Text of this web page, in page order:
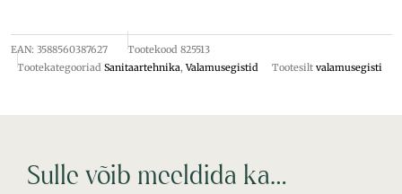
EAN: 3588560387627 Tootekood 825513
Tootekategooriad Sanitaartehnika,Valamusegistid Tootesilt valamusegisti
Sulle võib meeldida ka…